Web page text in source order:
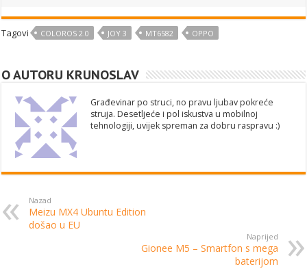
Tagovi COLOROS 2.0 JOY 3 MT6582 OPPO
O AUTORU KRUNOSLAV
Građevinar po struci, no pravu ljubav pokreće
struja. Desetljeće i pol iskustva u mobilnoj
tehnologiji, uvijek spreman za dobru raspravu :)
Nazad
Meizu MX4 Ubuntu Edition
došao u EU
Naprijed
Gionee M5 – Smartfon s mega
baterijom